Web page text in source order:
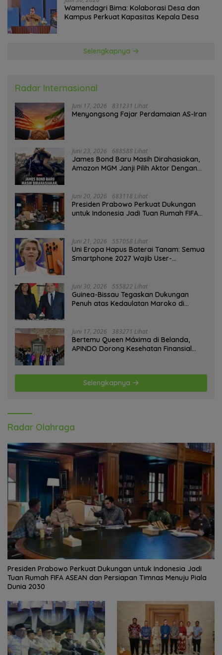
Wamendagri Bima: Kolaborasi Desa dan
Kampus Perkuat Kapasitas Kepala Desa
Selengkapnya
Radar Internasional
Juni 17, 2026 831231 Lihat
Menyongsong Fajar Perdamaian AS-Iran
Juni 23, 2026 688588 Lihat
James Bond Baru Masih Dirahasiakan,
Amazon MGM Janji Pilih Aktor Dengan
Juni 20, 2026 683118 Lihat
Presiden Prabowo Perkuat Dukungan
untuk Indonesia Jadi Tuan Rumah FIFA
Juni 21, 2026 557058 Lihat
Uni Eropa Hapus Baterai Tanam: Semua
Smartphone 2027 Wajib User-
Juni 30, 2026 555822 Lihat
Guinea-Bissau Tegaskan Dukungan
Penuh atas Kedaulatan Maroko di
Juni 17, 2026 383271 Lihat
Bertemu Queen Máxima di Belanda,
APINDO Dorong Kesehatan Finansial
Selengkapnya
Radar Olahraga
Presiden Prabowo Perkuat Dukungan untuk Indonesia Jadi
Tuan Rumah FIFA ASEAN dan Persiapan Timnas Menuju Piala
Dunia 2030